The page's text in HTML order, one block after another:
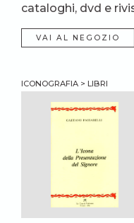
cataloghi, dvd e
VAI AL NEGOZIO
ICONOGRAFIA > LIBRI